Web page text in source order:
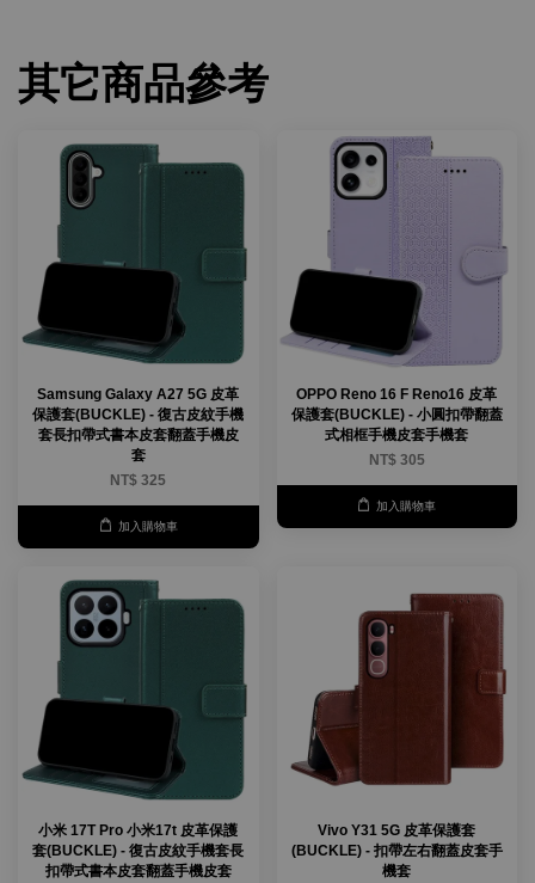
其它商品參考
Samsung Galaxy A27 5G 皮革
保護套(BUCKLE) - 復古皮紋手機
套長扣帶式書本皮套翻蓋手機皮
套
NT$ 325
加入購物車
OPPO Reno 16 F Reno16 皮革
保護套(BUCKLE) - 小圓扣帶翻蓋
式相框手機皮套手機套
NT$ 305
加入購物車
小米 17T Pro 小米17t 皮革保護
套(BUCKLE) - 復古皮紋手機套長
扣帶式書本皮套翻蓋手機皮套
Vivo Y31 5G 皮革保護套
(BUCKLE) - 扣帶左右翻蓋皮套手
機套